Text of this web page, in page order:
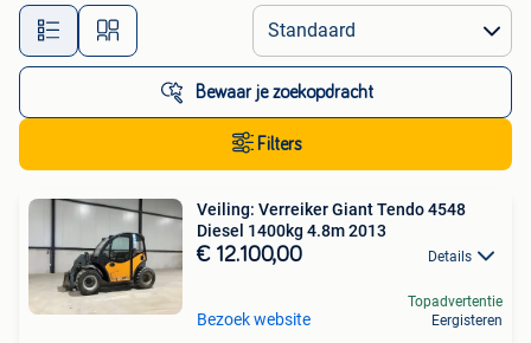
Alle afstanden…
Bewaar je zoekopdracht
Filters
Veiling: Verreiker Giant Tendo 4548
Diesel 1400kg 4.8m 2013
€ 12.100,00 Details
Bezoek website
Topadvertentie
Eergisteren